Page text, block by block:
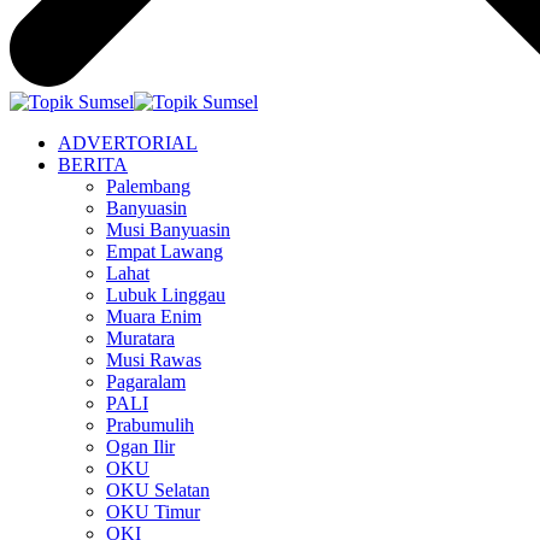
ADVERTORIAL
BERITA
Palembang
Banyuasin
Musi Banyuasin
Empat Lawang
Lahat
Lubuk Linggau
Muara Enim
Muratara
Musi Rawas
Pagaralam
PALI
Prabumulih
Ogan Ilir
OKU
OKU Selatan
OKU Timur
OKI